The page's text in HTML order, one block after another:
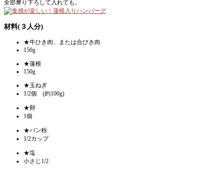
全部摩り下ろして入れても。
材料(３人分)
★牛ひき肉、または合びき肉
150g
★蓮根
150g
★玉ねぎ
1/2個 (約100g)
★卵
1個
★パン粉
1/2カップ
★塩
小さじ1/2